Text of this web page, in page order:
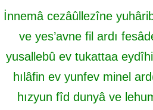
İnnemâ cezâûllezîne
ve yes’avne fil ardı
yusallebû ev tukattaa
hılâfin ev yunfev minel
hızyun fîd dunyâ ve